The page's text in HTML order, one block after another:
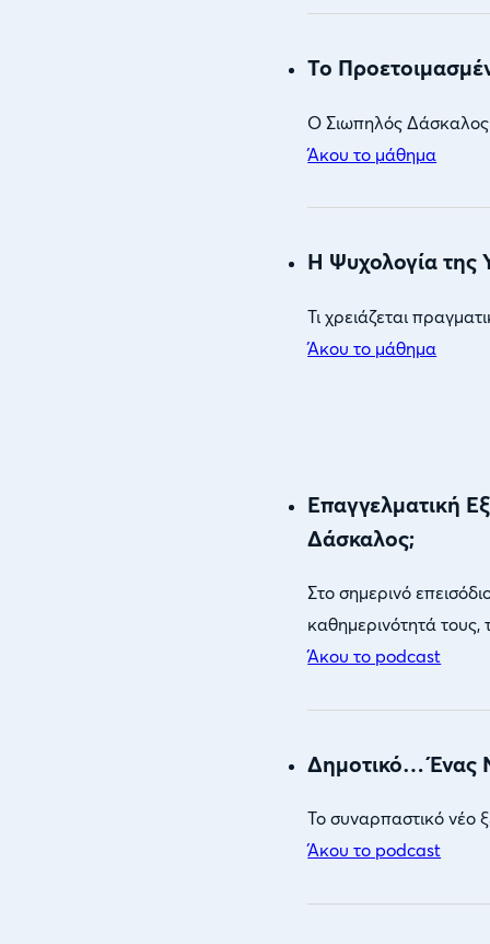
Το
Ο Σιωπηλός Δάσκαλος
Άκου το μάθημα
Η Ψυχολογία της
Τι χρειάζεται
Άκου το μάθημα
Επαγγελματική
Δάσκαλος;
Στο σημερινό
καθημερινότητά τους,
Άκου το podcast
Δημοτικό… Ένας
Το συναρπαστικό νέο
Άκου το podcast